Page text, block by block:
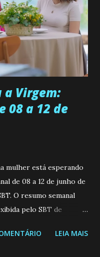
muito alegre, é
criativa e
ótima amiga. Pode ser
decide fazer algo.
é inseminada por eng...
a Virgem:
08 a 12 de
mulher está esperando
de 08 a 12 de junho de
O resumo semanal
pelo SBT de
08/06/26 a 14/06/26
LEIA MAIS